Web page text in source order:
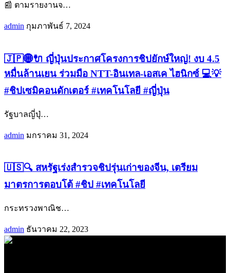
📰 ตามรายงานจ…
admin กุมภาพันธ์ 7, 2024
🇯🇵🌐🔌 ญี่ปุ่นประกาศโครงการชิปยักษ์ใหญ่! งบ 4.5
หมื่นล้านเยน ร่วมมือ NTT-อินเทล-เอสเค ไฮนิกซ์ 💻💡
#ชิปเซมิคอนดักเตอร์ #เทคโนโลยี #ญี่ปุ่น
รัฐบาลญี่ปุ่…
admin มกราคม 31, 2024
🇺🇸🔍 สหรัฐเร่งสำรวจชิปรุ่นเก่าของจีน, เตรียม
มาตรการตอบโต้ #ชิป #เทคโนโลยี
กระทรวงพาณิช…
admin ธันวาคม 22, 2023